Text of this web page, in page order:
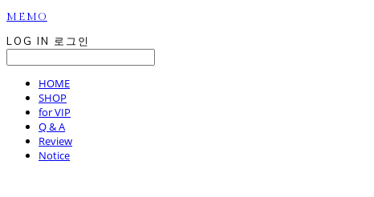
MEMO
LOG IN
로그인
HOME
SHOP
for VIP
Q & A
Review
Notice